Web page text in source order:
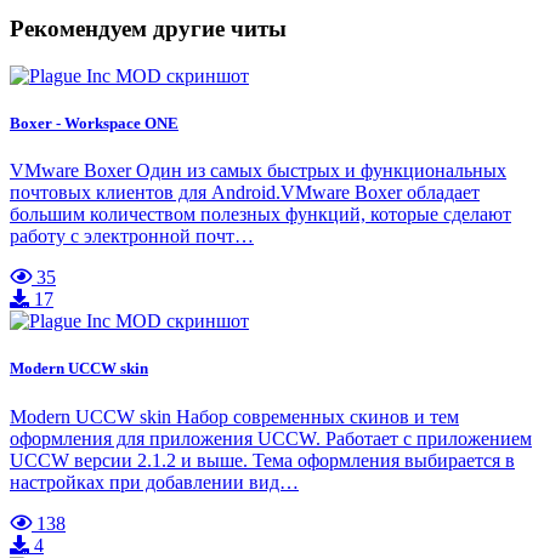
Рекомендуем другие читы
Boxer - Workspace ONE
VMware Boxer Один из самых быстрых и функциональных
почтовых клиентов для Android.VMware Boxer обладает
большим количеством полезных функций, которые сделают
работу с электронной почт…
35
17
Modern UCCW skin
Modern UCCW skin Набор современных скинов и тем
оформления для приложения UCCW. Работает с приложением
UCCW версии 2.1.2 и выше. Тема оформления выбирается в
настройках при добавлении вид…
138
4